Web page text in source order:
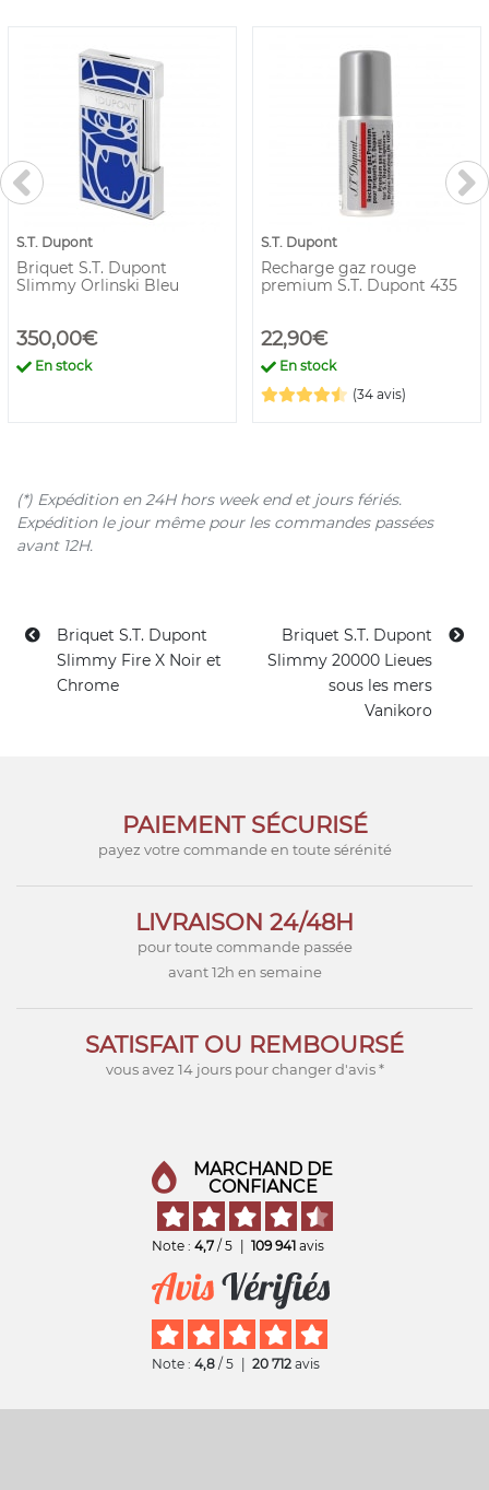
S.T. Dupont
Briquet S.T. Dupont
Slimmy Orlinski Bleu
350,00€
En stock
S.T. Dupont
Recharge gaz rouge
premium S.T. Dupont 435
22,90€
En stock
(34 avis)
(*) Expédition en 24H hors week end et jours fériés.
Expédition le jour même pour les commandes passées
avant 12H.
Briquet S.T. Dupont
Slimmy Fire X Noir et
Chrome
Briquet S.T. Dupont
Slimmy 20000 Lieues
sous les mers
Vanikoro
PAIEMENT SÉCURISÉ
payez votre commande en toute sérénité
LIVRAISON 24/48H
pour toute commande passée
avant 12h en semaine
SATISFAIT OU REMBOURSÉ
vous avez 14 jours pour changer d'avis *
MARCHAND DE
CONFIANCE
Note : 4,7 / 5 109 941 avis
Note : 4,8 / 5 20 712 avis